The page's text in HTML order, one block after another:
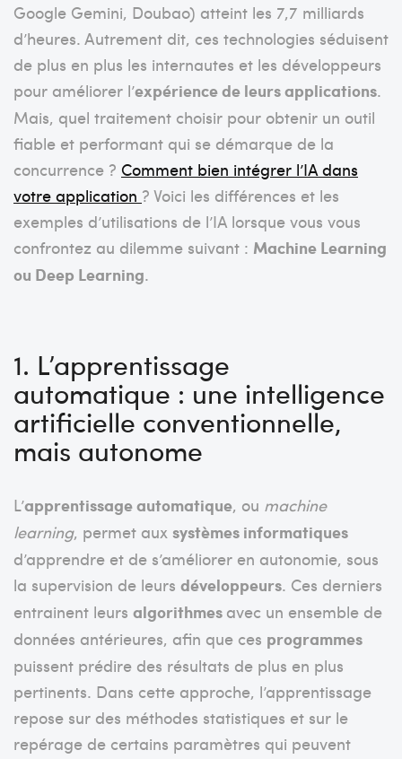
Google Gemini, Doubao) atteint les 7,7 milliards
d’heures. Autrement dit, ces technologies séduisent
de plus en plus les internautes et les développeurs
pour améliorer l’expérience de leurs applications.
Mais, quel traitement choisir pour obtenir un outil
fiable et performant qui se démarque de la
concurrence ? Comment bien intégrer l’IA dans
votre application ? Voici les différences et les
exemples d’utilisations de l’IA lorsque vous vous
confrontez au dilemme suivant : Machine Learning
ou Deep Learning.
1. L’apprentissage
automatique : une intelligence
artificielle conventionnelle,
mais autonome
L’apprentissage automatique, ou machine
learning, permet aux systèmes informatiques
d’apprendre et de s’améliorer en autonomie, sous
la supervision de leurs développeurs. Ces derniers
entrainent leurs algorithmes avec un ensemble de
données antérieures, afin que ces programmes
puissent prédire des résultats de plus en plus
pertinents. Dans cette approche, l’apprentissage
repose sur des méthodes statistiques et sur le
repérage de certains paramètres qui peuvent